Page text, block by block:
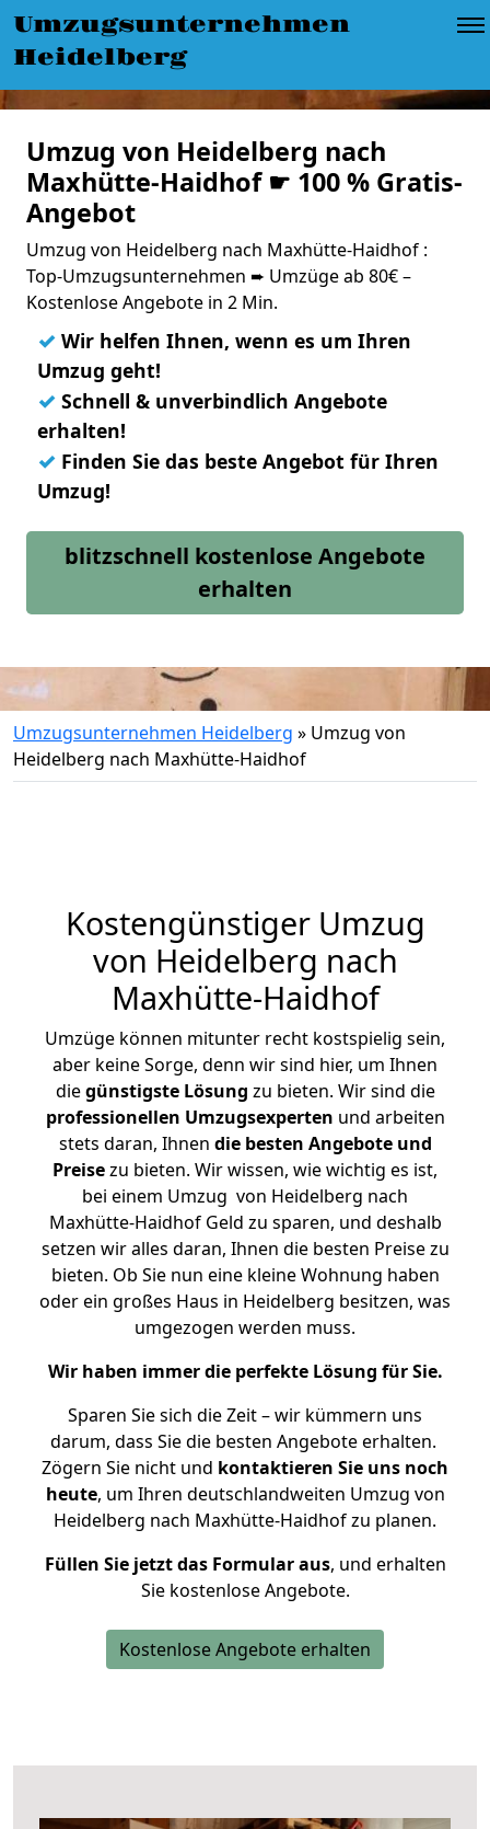
Umzugsunternehmen
Heidelberg
Umzug von Heidelberg nach
Maxhütte-Haidhof ☛ 100 % Gratis-
Angebot
Umzug von Heidelberg nach Maxhütte-Haidhof :
Top-Umzugsunternehmen ➨ Umzüge ab 80€ –
Kostenlose Angebote in 2 Min.
✓ Wir helfen Ihnen, wenn es um Ihren
Umzug geht!
✓ Schnell & unverbindlich Angebote
erhalten!
✓ Finden Sie das beste Angebot für Ihren
Umzug!
blitzschnell kostenlose Angebote
erhalten
Umzugsunternehmen Heidelberg » Umzug von
Heidelberg nach Maxhütte-Haidhof
Kostengünstiger Umzug
von Heidelberg nach
Maxhütte-Haidhof
Umzüge können mitunter recht kostspielig sein,
aber keine Sorge, denn wir sind hier, um Ihnen
diegünstigste Lösung zu bieten. Wir sind die
professionellen Umzugsexperten und arbeiten
stets daran, Ihnen die besten Angebote und
Preisezu bieten. Wir wissen, wie wichtig es ist,
bei einem Umzug von Heidelberg nach
Maxhütte-Haidhof Geld zu sparen, und deshalb
setzen wir alles daran, Ihnen die besten Preise zu
bieten. Ob Sie nun eine kleine Wohnung haben
oder ein großes Haus in Heidelberg besitzen, was
umgezogen werden muss.
Wir haben immer die perfekte Lösung für Sie.
Sparen Sie sich die Zeit – wir kümmern uns
darum, dass Sie die besten Angebote erhalten.
Zögern Sie nicht und kontaktieren Sie uns noch
heute, um Ihren deutschlandweiten Umzug von
Heidelberg nach Maxhütte-Haidhof zu planen.
Füllen Sie jetzt das Formular aus, und erhalten
Sie kostenlose Angebote.
Kostenlose Angebote erhalten